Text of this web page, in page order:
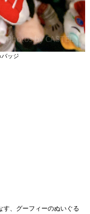
ッジ
す、グーフィーのぬいぐる